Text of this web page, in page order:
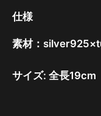
仕様
素材：
サイズ: 全長19cm